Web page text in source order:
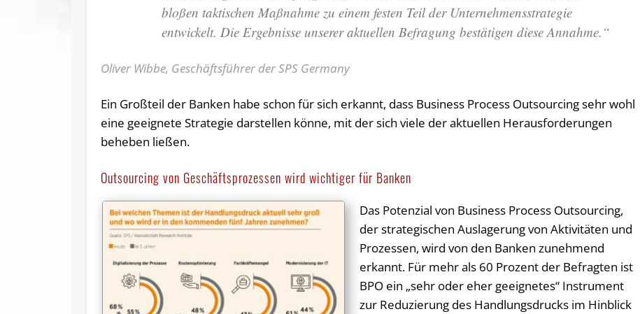
bloßen taktischen Maßnahme zu einem festen Teil der Unternehmensstrategie
entwickelt. Die Ergebnisse unserer aktuellen Befragung bestätigen diese Annahme.“
Oliver Wibbe, Geschäftsführer der SPS Germany
Ein Großteil der Banken habe schon für sich erkannt, dass Business Process Outsourcing sehr wohl
eine geeignete Strategie darstellen könne, mit der sich viele der aktuellen Herausforderungen
beheben ließen.
Outsourcing von Geschäftsprozessen wird wichtiger für Banken
Das Potenzial von Business Process Outsourcing,
der strategischen Auslagerung von Aktivitäten und
Prozessen, wird von den Banken zunehmend
erkannt. Für mehr als 60 Prozent der Befragten ist
BPO ein „sehr oder eher geeignetes“ Instrument
zur Reduzierung des Handlungsdrucks im Hinblick